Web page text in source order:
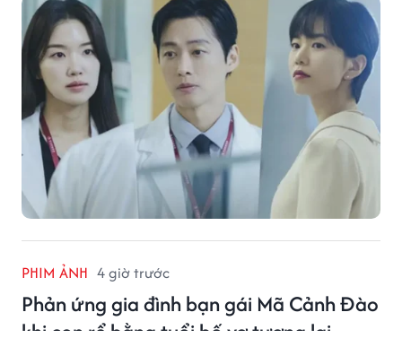
PHIM ẢNH 4 giờ trước
Phản ứng gia đình bạn gái Mã Cảnh Đào
khi con rể bằng tuổi bố vợ tương lai